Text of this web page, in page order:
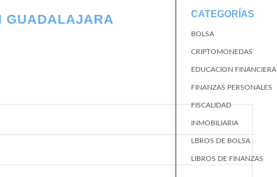
GUADALAJARA CATEGORÍAS
BOLSA
CRIPTOMONEDAS
EDUCACION FINANCIERA
FINANZAS PERSONALES
FISCALIDAD
INMOBILIARIA
LBROS DE BOLSA
LIBROS DE FINANZAS